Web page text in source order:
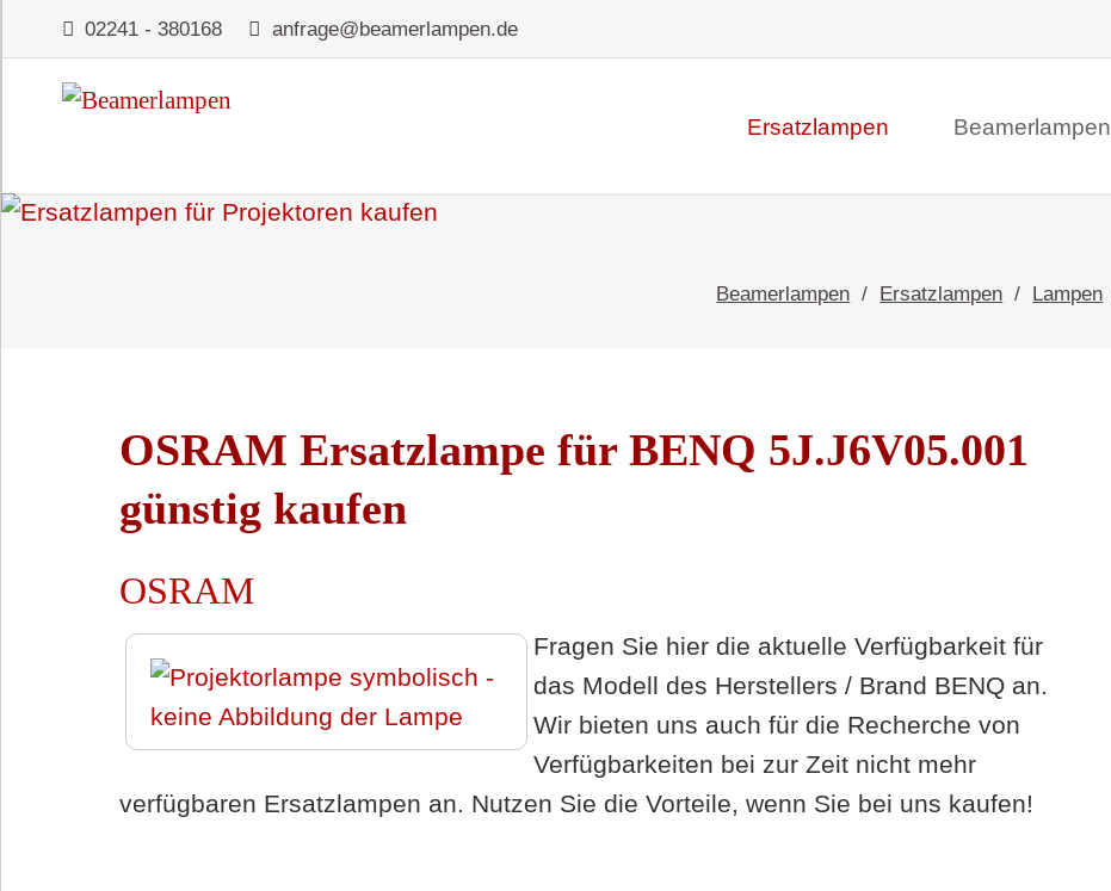
02241 - 380168 anfrage@beamerlampen.de
Ersatzlampen Beamerlampen
Beamerlampen Ersatzlampen Lampen
OSRAM Ersatzlampe für BENQ 5J.J6V05.001
günstig kaufen
OSRAM
Fragen Sie hier die aktuelle Verfügbarkeit für
das Modell des Herstellers / Brand BENQ an.
Wir bieten uns auch für die Recherche von
Verfügbarkeiten bei zur Zeit nicht mehr
verfügbaren Ersatzlampen an. Nutzen Sie die Vorteile, wenn Sie bei uns kaufen!